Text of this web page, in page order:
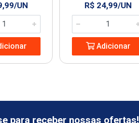
UN R$ 24,99/UN
Adicionar
para receber nossas ofertas!